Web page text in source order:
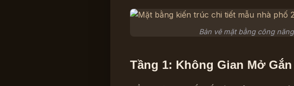
Bản vẽ mặt bằng công
Tầng 1: Không Gian Mở